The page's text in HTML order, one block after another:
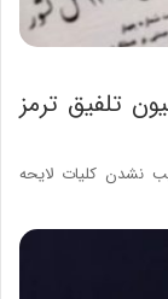
تلفیق ترمز
لایحه بودجه ۱۴۰۵ از تصویب نشدن کلیات لایحه